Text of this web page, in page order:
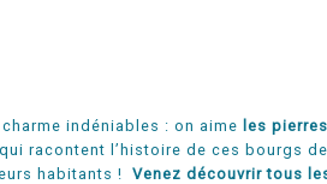
indéniables : on aime les pierres
racontent l’histoire de ces bourgs de
habitants ! Venez découvrir tous